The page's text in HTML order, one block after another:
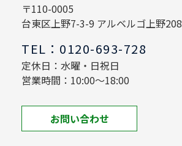
〒110-0005
台東区上野7-3-9 アルベルゴ上野208
TEL：0120-693-728
定休日：水曜・日祝日
営業時間：10:00～18:00
お問い合わせ